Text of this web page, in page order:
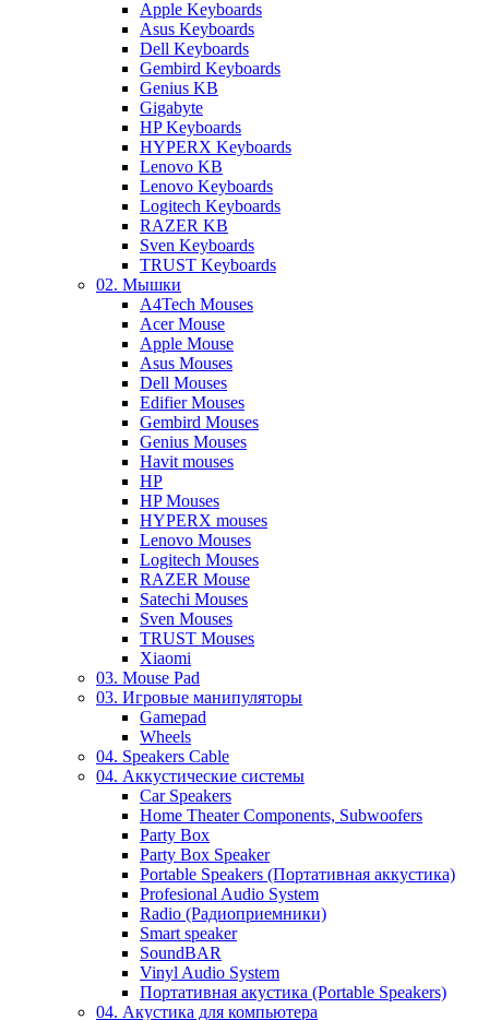
Apple Keyboards
Asus Keyboards
Dell Keyboards
Gembird Keyboards
Genius KB
Gigabyte
HP Keyboards
HYPERX Keyboards
Lenovo KB
Lenovo Keyboards
Logitech Keyboards
RAZER KB
Sven Keyboards
TRUST Keyboards
02. Мышки
A4Tech Mouses
Acer Mouse
Apple Mouse
Asus Mouses
Dell Mouses
Edifier Mouses
Gembird Mouses
Genius Mouses
Havit mouses
HP
HP Mouses
HYPERX mouses
Lenovo Mouses
Logitech Mouses
RAZER Mouse
Satechi Mouses
Sven Mouses
TRUST Mouses
Xiaomi
03. Mouse Pad
03. Игровые манипуляторы
Gamepad
Wheels
04. Speakers Cable
04. Аккустические системы
Car Speakers
Home Theater Components, Subwoofers
Party Box
Party Box Speaker
Portable Speakers (Портативная аккустика)
Profesional Audio System
Radio (Радиоприемники)
Smart speaker
SoundBAR
Vinyl Audio System
Портативная акустика (Portable Speakers)
04. Акустика для компьютера